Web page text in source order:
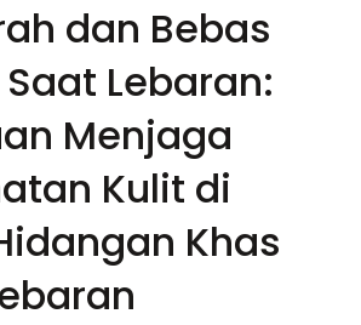
dan Bebas
Lebaran:
Menjaga
Kulit di
Khas